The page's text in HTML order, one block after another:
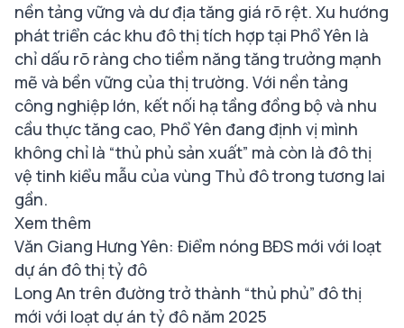
nền tảng vững và dư địa tăng giá rõ rệt. Xu hướng
phát triển các khu đô thị tích hợp tại Phổ Yên là
chỉ dấu rõ ràng cho tiềm năng tăng trưởng mạnh
mẽ và bền vững của thị trường. Với nền tảng
công nghiệp lớn, kết nối hạ tầng đồng bộ và nhu
cầu thực tăng cao, Phổ Yên đang định vị mình
không chỉ là “thủ phủ sản xuất” mà còn là đô thị
vệ tinh kiểu mẫu của vùng Thủ đô trong tương lai
gần.
Xem thêm
Văn Giang Hưng Yên: Điểm nóng BĐS mới với loạt
dự án đô thị tỷ đô
Long An trên đường trở thành “thủ phủ” đô thị
mới với loạt dự án tỷ đô năm 2025